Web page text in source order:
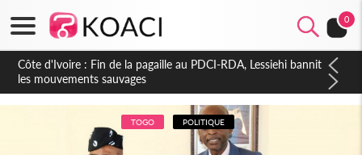
0
Côte d'Ivoire : Ouattara promet des sanctions contre les
déguerpissements illégaux
TOGO POLITIQUE